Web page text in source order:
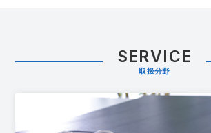
SERVICE
取扱分野